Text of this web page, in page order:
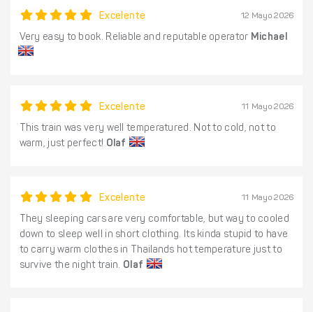
Excelente 12 Mayo 2026
Very easy to book. Reliable and reputable operator Michael
Excelente 11 Mayo 2026
This train was very well temperatured. Not to cold, not to
warm, just perfect! Olaf
Excelente 11 Mayo 2026
They sleeping cars are very comfortable, but way to cooled
down to sleep well in short clothing. Its kinda stupid to have
to carry warm clothes in Thailands hot temperature just to
survive the night train. Olaf